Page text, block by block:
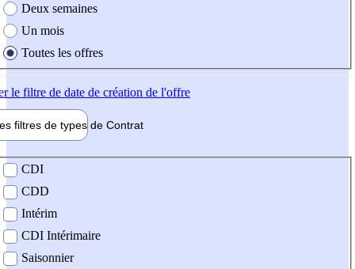
Deux semaines
Un mois
Toutes les offres
le filtre de date de création de l'offre
filtres de types de Contrat
contrat
CDI
CDD
Intérim
CDI Intérimaire
Saisonnier